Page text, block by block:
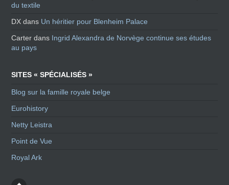
du textile
DX dans Un héritier pour Blenheim Palace
Carter dans Ingrid Alexandra de Norvège continue ses études
au pays
SITES « SPÉCIALISÉS »
Blog sur la famille royale belge
Eurohistory
Netty Leistra
Point de Vue
Royal Ark